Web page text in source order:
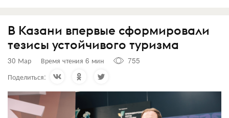
В Казани впервые сформировали
тезисы устойчивого туризма
30 Мар Время чтения 6 мин
755
Поделиться: